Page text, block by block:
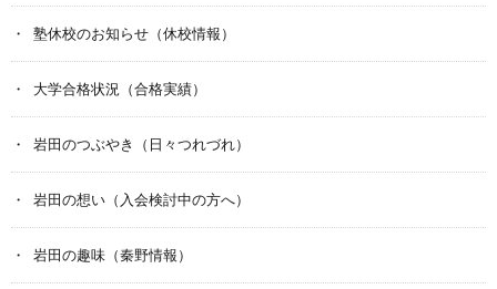
塾休校のお知らせ（休校情報）
大学合格状況（合格実績）
岩田のつぶやき（日々つれづれ）
岩田の想い（入会検討中の方へ）
岩田の趣味（秦野情報）